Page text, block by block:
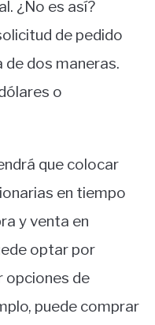
¿No es así?
de pedido
dos maneras.
o
que colocar
en tiempo
y venta en
optar por
opciones de
puede comprar